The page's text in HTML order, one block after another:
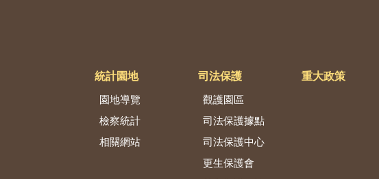
統計園地
園地導覽
檢察統計
相關網站
司法保護
觀護園區
司法保護據點
司法保護中心
更生保護會
重大政策